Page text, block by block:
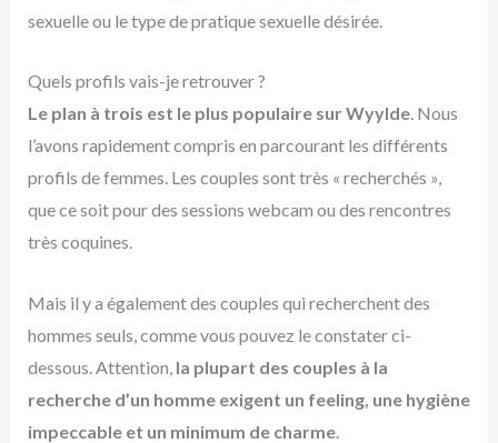
sexuelle ou le type de pratique sexuelle désirée.
Quels profils vais-je retrouver ?
Le plan à trois est le plus populaire sur Wyylde. Nous
l’avons rapidement compris en parcourant les différents
profils de femmes. Les couples sont très « recherchés »,
que ce soit pour des sessions webcam ou des rencontres
très coquines.
Mais il y a également des couples qui recherchent des
hommes seuls, comme vous pouvez le constater ci-
dessous. Attention, la plupart des couples à la
recherche d’un homme exigent un feeling, une hygiène
impeccable et un minimum de charme.